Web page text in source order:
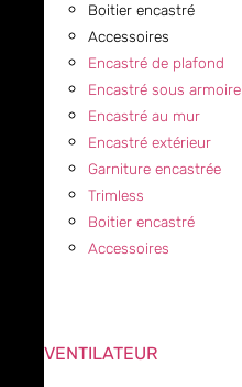
Boitier encastré
Accessoires
Encastré de plafond
Encastré sous armoire
Encastré au mur
Encastré extérieur
Garniture encastrée
Trimless
Boitier encastré
Accessoires
VENTILATEUR